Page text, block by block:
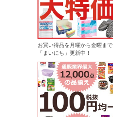
お買い得品を月曜から金曜まで
「まいにち」更新中！